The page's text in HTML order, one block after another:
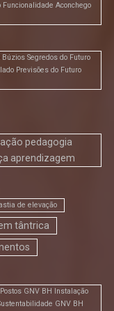
Aconchego
Segredos do Futuro
Previsões do Futuro
pedagogia
aprendizagem
de elevação
tântrica
GNV BH Instalação
GNV BH